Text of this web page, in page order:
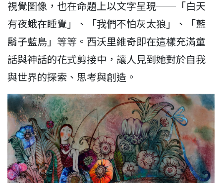
視覺圖像，也在命題上以文字呈現──「白天
有夜蛾在睡覺」、「我們不怕灰太狼」、「藍
鬍子藍鳥」等等。西沃里維奇即在這樣充滿童
話與神話的花式剪接中，讓人見到她對於自我
與世界的探索、思考與創造。